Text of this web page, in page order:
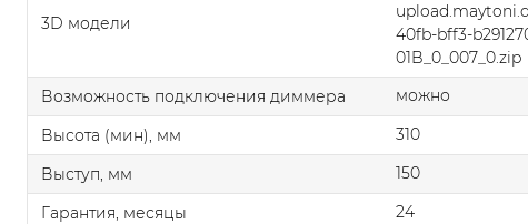
3D модели
40fb-bff3-
01B_0_007_0.zip
Возможность подключения диммера
можно
Высота (мин), мм
310
Выступ, мм
150
Гарантия, месяцы
24